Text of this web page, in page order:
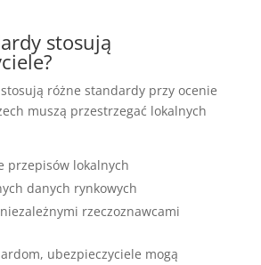
stosują
różne standardy przy ocenie
muszą przestrzegać lokalnych
przepisów lokalnych
danych rynkowych
rzeczoznawcami
ubezpieczyciele mogą